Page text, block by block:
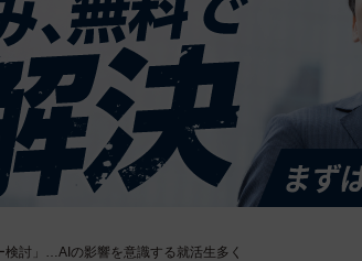
討」…AIの影響を意識する就活生多く